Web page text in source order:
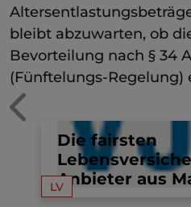
bleibt abzuwarten, ob
Bevorteilung nach § 34
(Fünftelungs-Regelung)
Die fairsten
Anbieter aus
LV
Außerdem gilt es zu
Kasse nicht der Aufsicht
Bundesamt für
unterliegt. Zur
Arbeitnehmeransprüche